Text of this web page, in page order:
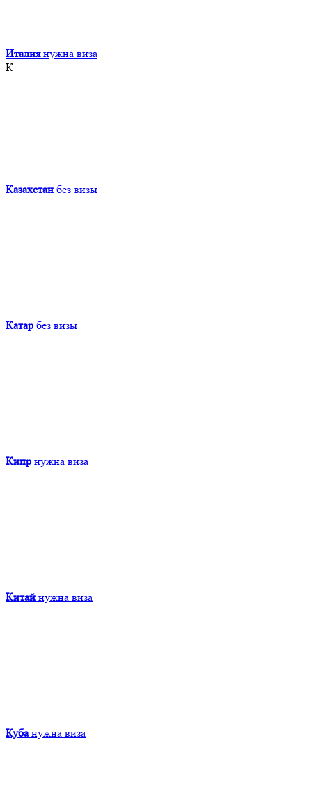
Италия нужна виза
К
Казахстан без визы
Катар без визы
Кипр нужна виза
Китай нужна виза
Куба нужна виза